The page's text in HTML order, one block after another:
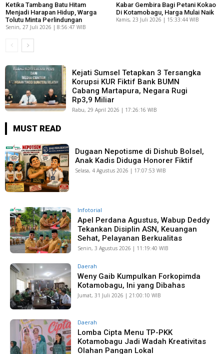
Ketika Tambang Batu Hitam
Menjadi Harapan Hidup, Warga
Tolutu Minta Perlindungan
Senin, 27 Juli 2026 | 8:56:47 WIB
Kabar Gembira Bagi Petani Kokao
Di Kotamobagu, Harga Mulai Naik
Kamis, 23 Juli 2026 | 15:33:44 WIB
Kejati Sumsel Tetapkan 3 Tersangka
Korupsi KUR Fiktif Bank BUMN
Cabang Martapura, Negara Rugi
Rp3,9 Miliar
Rabu, 29 April 2026 | 17:26:16 WIB
MUST READ
Dugaan Nepotisme di Dishub Bolsel,
Anak Kadis Diduga Honorer Fiktif
Selasa, 4 Agustus 2026 | 17:07:53 WIB
Infotorial
Apel Perdana Agustus, Wabup Deddy
Tekankan Disiplin ASN, Keuangan
Sehat, Pelayanan Berkualitas
Senin, 3 Agustus 2026 | 11:19:40 WIB
Daerah
Weny Gaib Kumpulkan Forkopimda
Kotamobagu, Ini yang Dibahas
Jumat, 31 Juli 2026 | 21:00:10 WIB
Daerah
Lomba Cipta Menu TP-PKK
Kotamobagu Jadi Wadah Kreativitas
Olahan Pangan Lokal